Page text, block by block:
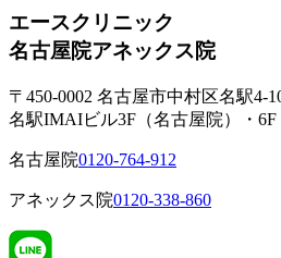
エースクリニック
名古屋院アネックス院
〒450-0002 名古屋市中村区名駅4-
名駅IMAIビル3F（名古屋院）・6F
名古屋院0120-764-912
アネックス院0120-338-860